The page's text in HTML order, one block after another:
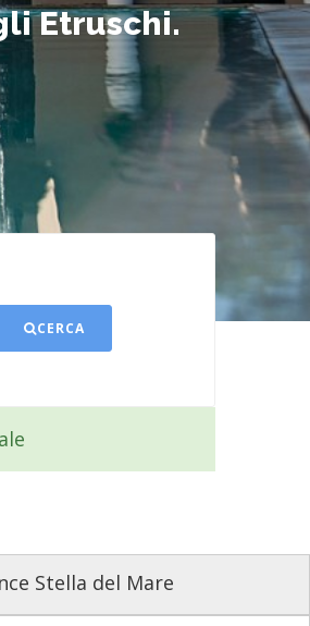
Etruschi.
CERCA
Stella del Mare